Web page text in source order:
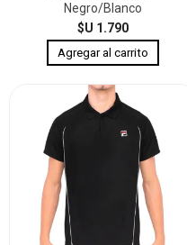
Negro/Blanco
$U 1.790